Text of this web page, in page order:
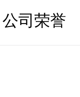
公司荣誉